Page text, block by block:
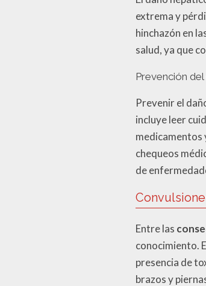
extrema y
hinchazón en
salud, ya que
Prevención
Prevenir el
incluye leer
medicamentos
chequeos
de
Entre las
conocimiento.
presencia de
brazos y